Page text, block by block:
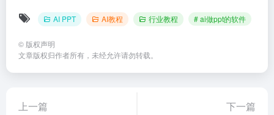
AI PPT AI教程 行业教程 # ai做ppt的软件
© 版权声明
文章版权归作者所有，未经允许请勿转载。
上一篇 下一篇